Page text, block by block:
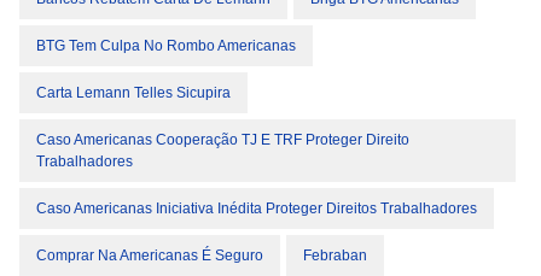
BTG Tem Culpa No Rombo Americanas
Carta Lemann Telles Sicupira
Caso Americanas Cooperação TJ E TRF Proteger Direito
Trabalhadores
Caso Americanas Iniciativa Inédita Proteger Direitos Trabalhadores
Comprar Na Americanas É Seguro Febraban